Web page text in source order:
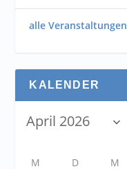
alle Veranstaltungen
KALENDER
M D M